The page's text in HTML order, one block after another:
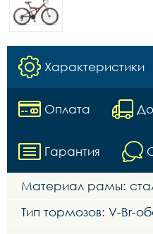
Характеристики
Оплата
Гарантия
Материал рамы:
Тип тормозов: V-Br-